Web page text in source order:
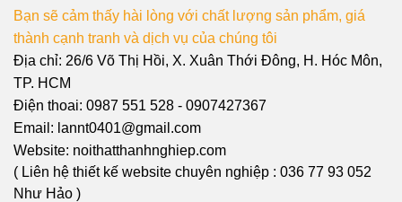
Bạn sẽ cảm thấy hài lòng với chất lượng sản phẩm, giá
thành cạnh tranh và dịch vụ của chúng tôi
Địa chỉ: 26/6 Võ Thị Hồi, X. Xuân Thới Đông, H. Hóc Môn,
TP. HCM
Điện thoai: 0987 551 528 - 0907427367
Email: lannt0401@gmail.com
Website: noithatthanhnghiep.com
( Liên hệ thiết kế website chuyên nghiệp : 036 77 93 052
Như Hảo )